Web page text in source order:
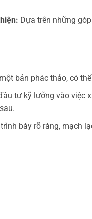
Dựa trên những
bản phác thảo, có
tư kỹ lưỡng vào việc
bày rõ ràng, mạch